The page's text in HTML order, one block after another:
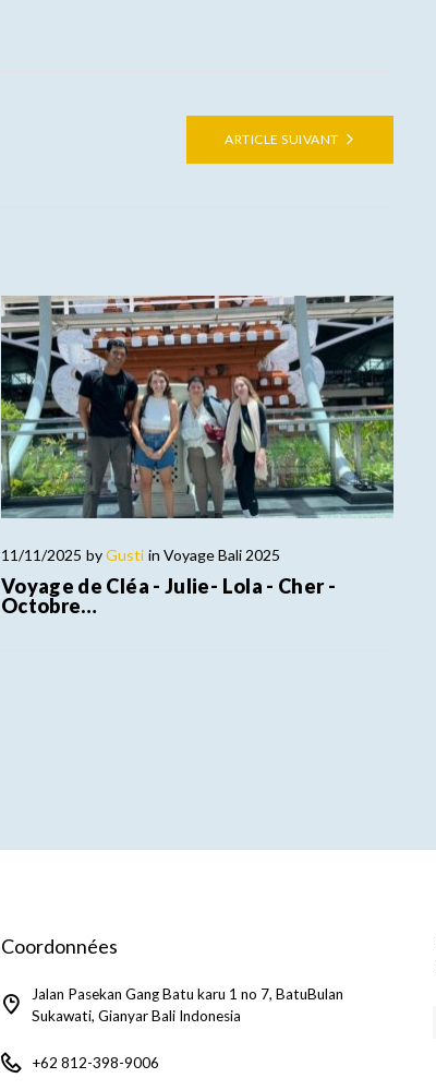
ARTICLE SUIVANT
11/11/2025 byGusti in Voyage Bali 2025
Voyage de Cléa - Julie- Lola - Cher -
Octobre…
Coordonnées
Jalan Pasekan Gang Batu karu 1 no 7, BatuBulan
Sukawati, Gianyar Bali Indonesia
+62 812-398-9006